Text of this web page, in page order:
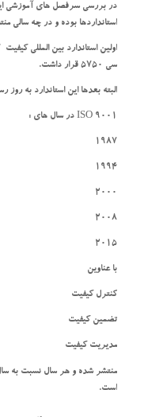
استانداردها بوده و در چه سالی
سی 5750 قرار داشت.
البته بعدها این استاندارد به روز
ISO 9001 در سال های :
1987
1994
2000
2008
2015
با عناوین
کنترل کیفیت
تضمین کیفیت
مدیریت کیفیت
منتشر شده و هر سال نسبت به
است.